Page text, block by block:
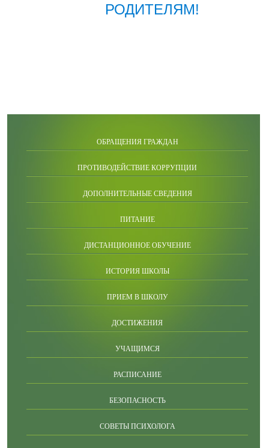
РОДИТЕЛЯМ!
ОБРАЩЕНИЯ ГРАЖДАН
ПРОТИВОДЕЙСТВИЕ КОРРУПЦИИ
ДОПОЛНИТЕЛЬНЫЕ СВЕДЕНИЯ
ПИТАНИЕ
ДИСТАНЦИОННОЕ ОБУЧЕНИЕ
ИСТОРИЯ ШКОЛЫ
ПРИЕМ В ШКОЛУ
ДОСТИЖЕНИЯ
УЧАЩИМСЯ
РАСПИСАНИЕ
БЕЗОПАСНОСТЬ
СОВЕТЫ ПСИХОЛОГА